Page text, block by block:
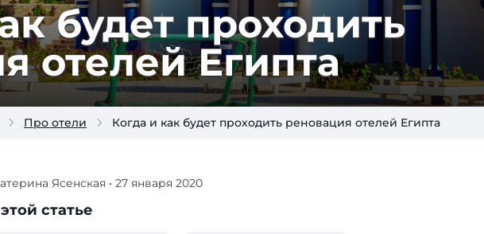
будет проходить
отелей Египта
Про отели Когда и как будет проходить реновация отелей Египта
Ясенская • 27 января 2020
статье